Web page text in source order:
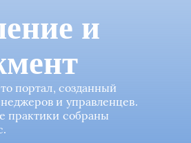
и
портал, созданный
и управленцев.
практики собраны